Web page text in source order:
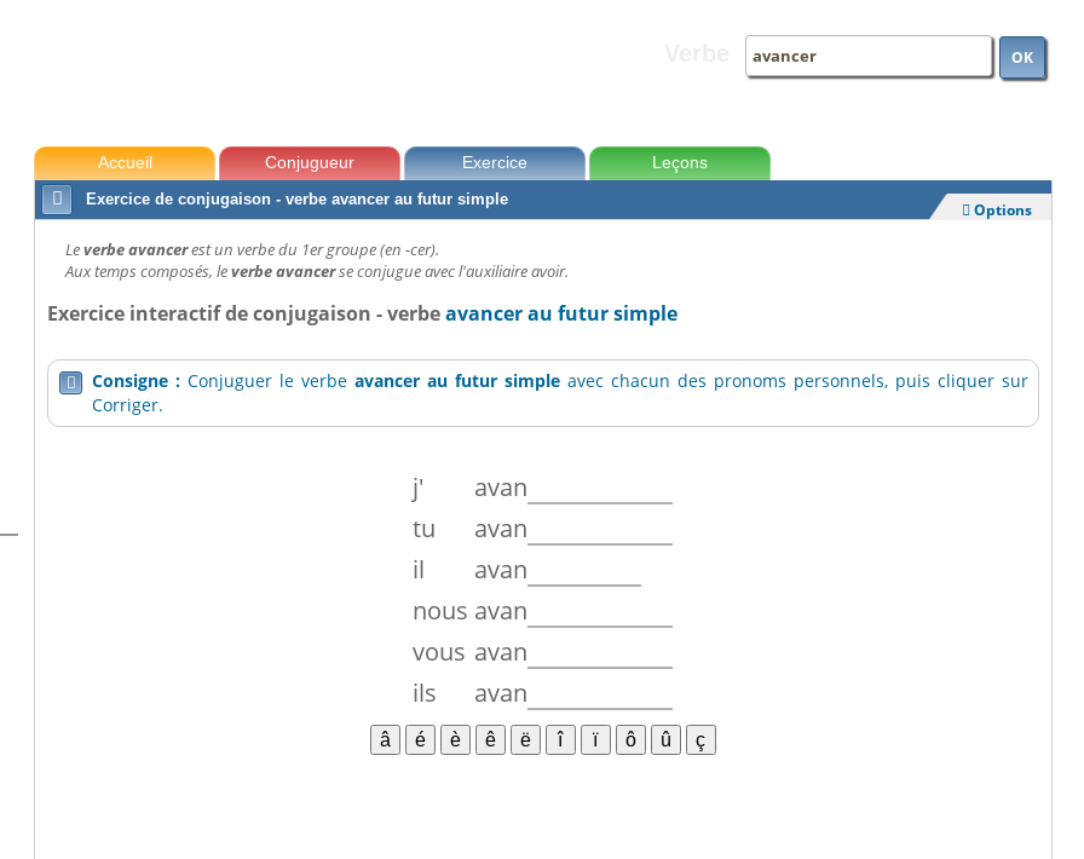
OK
Accueil Conjugueur Exercice
Leçons

Exercice de conjugaison - verbe avancer au futur simple
 Options
Leverbe avancerest un verbe du 1er groupe (en -cer).
Aux temps composés, leverbe avancerse conjugue avec l'auxiliaire avoir.
Exercice interactif de conjugaison - verbeavancer au futur simple
 Consigne :Conjuguer le verbeavancer au futur simple avec chacun des pronoms personnels, puis cliquer sur
Corriger.
j'
avan
tu
avan
il
avan
nous avan
vous avan
ils
avan